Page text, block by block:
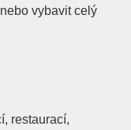
vybavit celý
restaurací,